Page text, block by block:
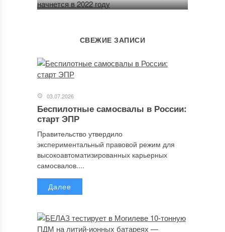
СВЕЖИЕ ЗАПИСИ
03.07.2026
Беспилотные самосвалы в России:
старт ЭПР
Правительство утвердило
экспериментальный правовой режим для
высокоавтоматизированных карьерных
самосвалов....
Далее